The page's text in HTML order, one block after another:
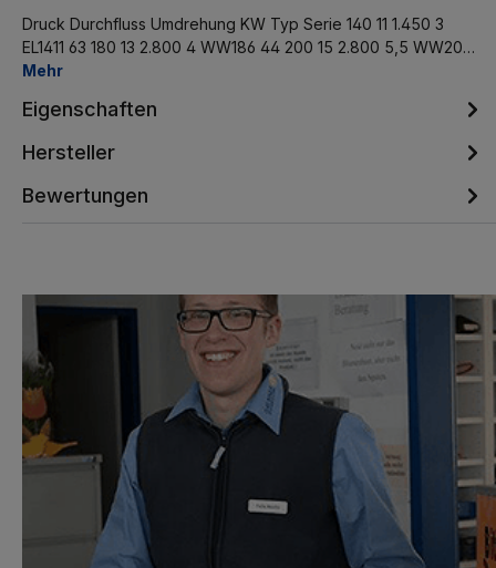
Druck Durchfluss Umdrehung KW Typ Serie 140 11 1.450 3
EL1411 63 180 13 2.800 4 WW186 44 200 15 2.800 5,5 WW20…
Mehr
Eigenschaften
Hersteller
Bewertungen